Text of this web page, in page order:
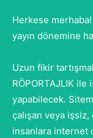
Herkese merhaba!
yayın dönemine
Uzun fikir
RÖPORTAJLIK
yapabilecek.
çalışan veya
insanlara internet